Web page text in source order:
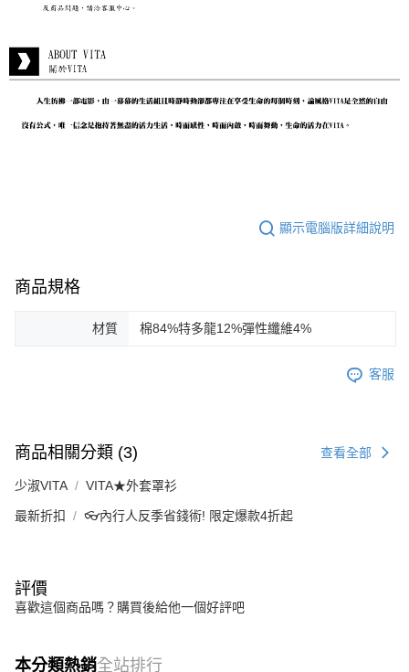
顯示電腦版詳細說明
商品規格
材質 棉84%特多龍12%彈性纖維4%
客服
商品相關分類 (3) 查看全部
少淑VITA VITA★外套罩衫
最新折扣 👓內行人反季省錢術! 限定爆款4折起
評價
喜歡這個商品嗎？購買後給他一個好評吧
本分類熱銷全站排行